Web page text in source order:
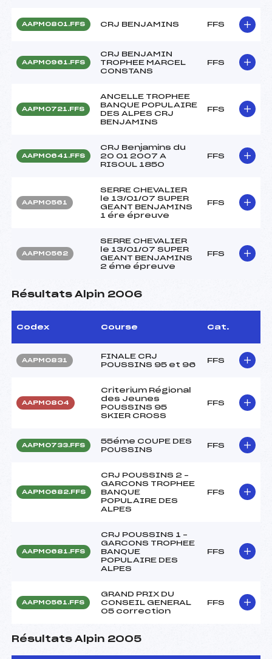
AAPM0801.FFS CRJ BENJAMINS FFS
AAPM0961.FFS
CRJ BENJAMIN
TROPHEE MARCEL
CONSTANS
FFS
AAPM0721.FFS
ANCELLE TROPHEE
BANQUE POPULAIRE
DES ALPES CRJ
BENJAMINS
FFS
AAPM0641.FFS
CRJ Benjamins du
20 01 2007 A
RISOUL 1850
FFS
AAPM0561
SERRE CHEVALIER
le 13/01/07 SUPER
GEANT BENJAMINS
1 ére épreuve
FFS
AAPM0562
SERRE CHEVALIER
le 13/01/07 SUPER
GEANT BENJAMINS
2 éme épreuve
FFS
Résultats Alpin 2006
Codex Course Cat.
AAPM0831
FINALE CRJ
POUSSINS 95 et 96
FFS
AAPM0804
Criterium Régional
des Jeunes
POUSSINS 95
SKIER CROSS
FFS
AAPM0733.FFS
55éme COUPE DES
POUSSINS
FFS
AAPM0682.FFS
CRJ POUSSINS 2 –
GARCONS TROPHEE
BANQUE
POPULAIRE DES
ALPES
FFS
AAPM0681.FFS
CRJ POUSSINS 1 –
GARCONS TROPHEE
BANQUE
POPULAIRE DES
ALPES
FFS
AAPM0561.FFS
GRAND PRIX DU
CONSEIL GENERAL
05 correction
FFS
Résultats Alpin 2005